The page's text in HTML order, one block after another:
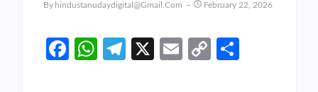
By Hindustanudaydigital@gmail.com February 22, 2026
Facebook
WhatsApp
Telegram
X EmailCopy